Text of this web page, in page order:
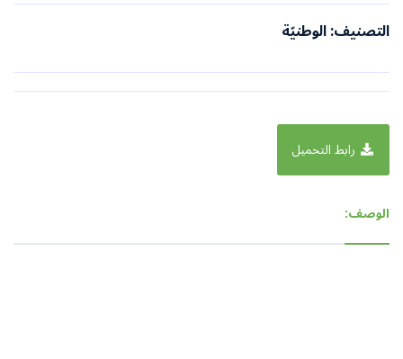
التصنيف: الوطنيّة
رابط التحميل
الوصف: